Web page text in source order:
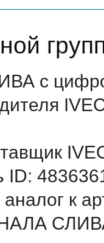
с
ID:
к